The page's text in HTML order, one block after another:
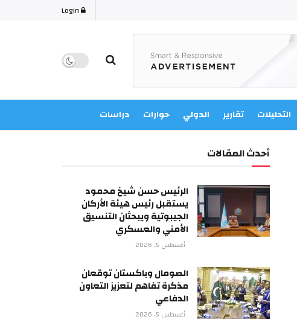
التحليلات تقارير الدولي حوارات دراسات
أحدث المقالات
الرئيس حسن شيخ محمود
يستقبل رئيس هيئة الأركان
الجيبوتية ويبحثان التنسيق
الأمني والعسكري
أغسطس 5, 2026
الصومال وباكستان توقعان
مذكرة تفاهم لتعزيز التعاون
الدفاعي
أغسطس 5, 2026